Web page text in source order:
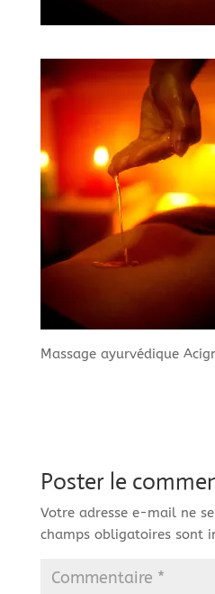
Massage ayurvédique
Poster le
Votre adresse e-mail ne
champs obligatoires sont